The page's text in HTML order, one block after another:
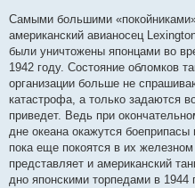
Самыми большими
американский авианосец
были уничтожены японцами во
1942 году. Состояние обломков
организации больше не
катастрофа, а только задаются
приведет. Ведь при
дне океана окажутся
пока еще покоятся в их
представляет и американский
дно японскими торпедами в